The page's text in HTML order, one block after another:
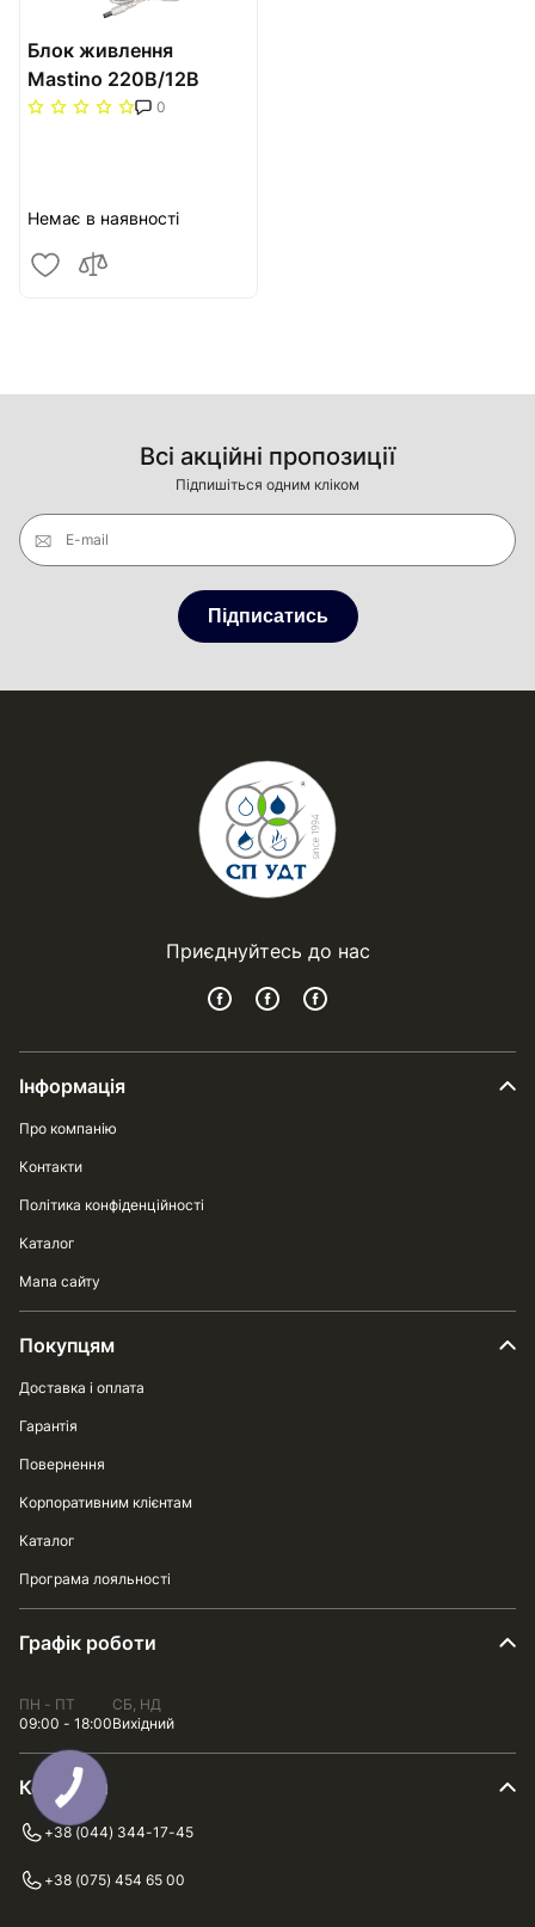
Блок живлення
Mastino 220В/12В
0
Немає в наявності
Всі акційні пропозиції
Підпишіться одним кліком
E-mail
Підписатись
Приєднуйтесь до нас
Інформація
Про компанію
Контакти
Політика конфіденційності
Каталог
Мапа сайту
Покупцям
Доставка і оплата
Гарантія
Повернення
Корпоративним клієнтам
Каталог
Програма лояльності
Графік роботи
ПН - ПТ
09:00 - 18:00
СБ, НД
Вихідний
Контакти
+38 (044) 344-17-45
+38 (075) 454 65 00